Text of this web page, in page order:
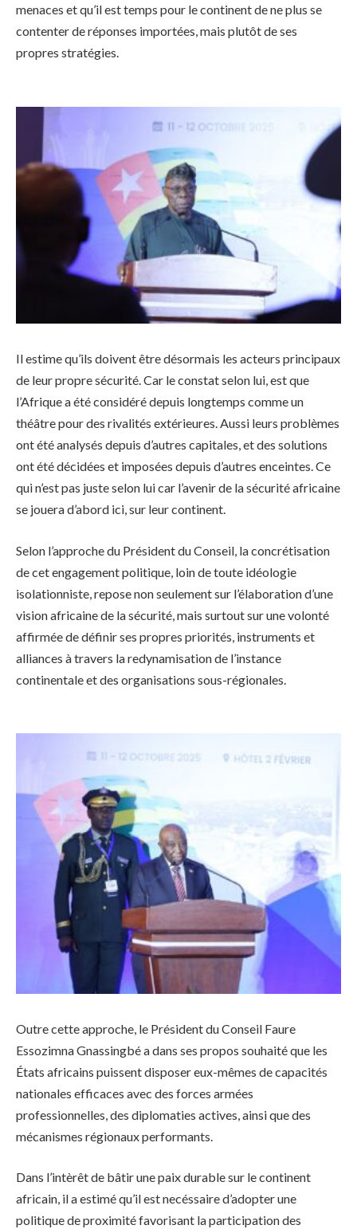
menaces et qu’il est temps pour le continent de ne plus se
contenter de réponses importées, mais plutôt de ses
propres stratégies.
Il estime qu’ils doivent être désormais les acteurs principaux
de leur propre sécurité. Car le constat selon lui, est que
l’Afrique a été considéré depuis longtemps comme un
théâtre pour des rivalités extérieures. Aussi leurs problèmes
ont été analysés depuis d’autres capitales, et des solutions
ont été décidées et imposées depuis d’autres enceintes. Ce
qui n’est pas juste selon lui car l’avenir de la sécurité africaine
se jouera d’abord ici, sur leur continent.
Selon l’approche du Président du Conseil, la concrétisation
de cet engagement politique, loin de toute idéologie
isolationniste, repose non seulement sur l’élaboration d’une
vision africaine de la sécurité, mais surtout sur une volonté
affirmée de définir ses propres priorités, instruments et
alliances à travers la redynamisation de l’instance
continentale et des organisations sous-régionales.
Outre cette approche, le Président du Conseil Faure
Essozimna Gnassingbé a dans ses propos souhaité que les
États africains puissent disposer eux-mêmes de capacités
nationales efficaces avec des forces armées
professionnelles, des diplomaties actives, ainsi que des
mécanismes régionaux performants.
Dans l’intèrêt de bâtir une paix durable sur le continent
africain, il a estimé qu’il est necéssaire d’adopter une
politique de proximité favorisant la participation des